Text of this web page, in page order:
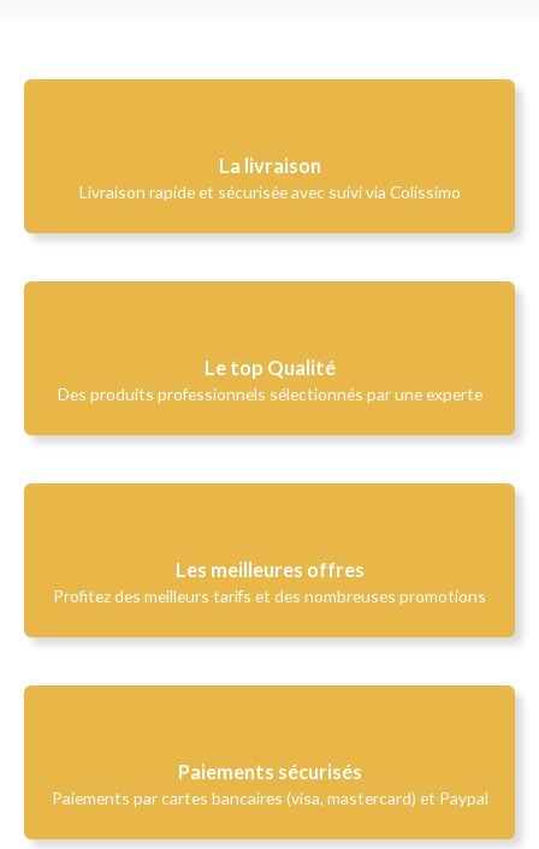
La livraison
Livraison rapide et sécurisée avec suivi via Colissimo
Le top Qualité​
Des produits professionnels sélectionnés par une experte
Les meilleures offres
Profitez des meilleurs tarifs et des nombreuses promotions
Paiements sécurisés
Paiements par cartes bancaires (visa, mastercard) et Paypal